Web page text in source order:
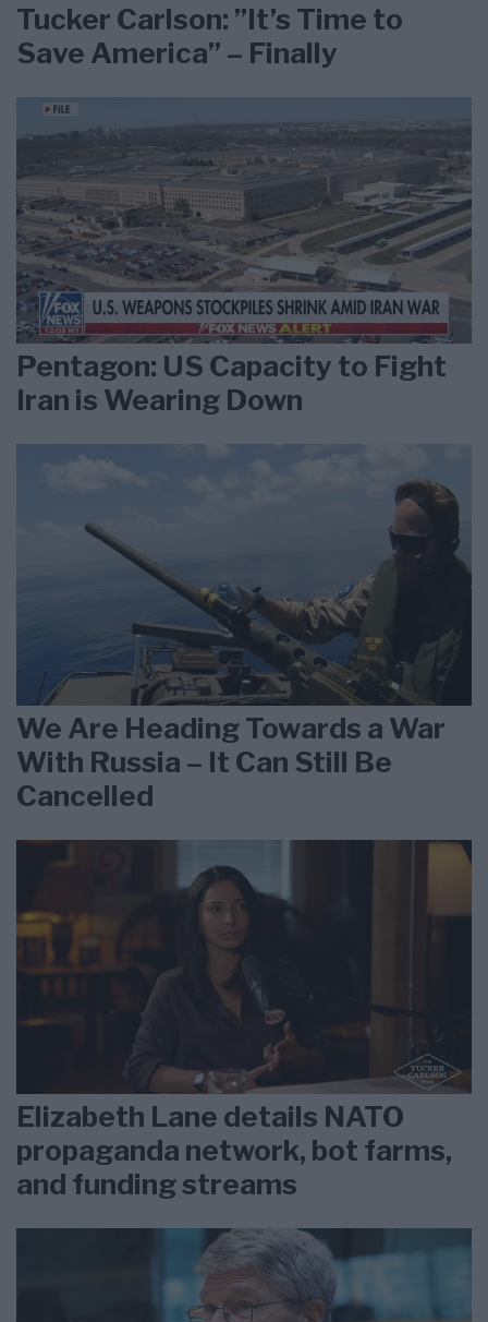
Tucker Carlson: ”It’s Time to
Save America” – Finally
Pentagon: US Capacity to Fight
Iran is Wearing Down
We Are Heading Towards a War
With Russia – It Can Still Be
Cancelled
Elizabeth Lane details NATO
propaganda network, bot farms,
and funding streams